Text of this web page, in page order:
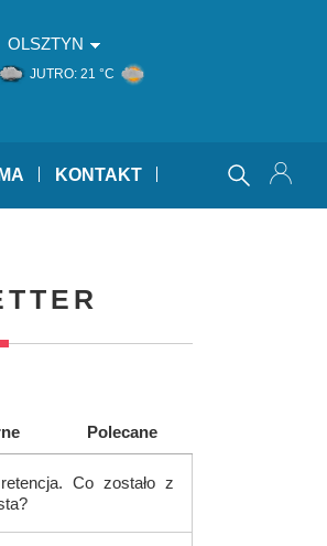
OLSZTYN
JUTRO: 21 °C
KONTAKT
Polecane
Co zostało z